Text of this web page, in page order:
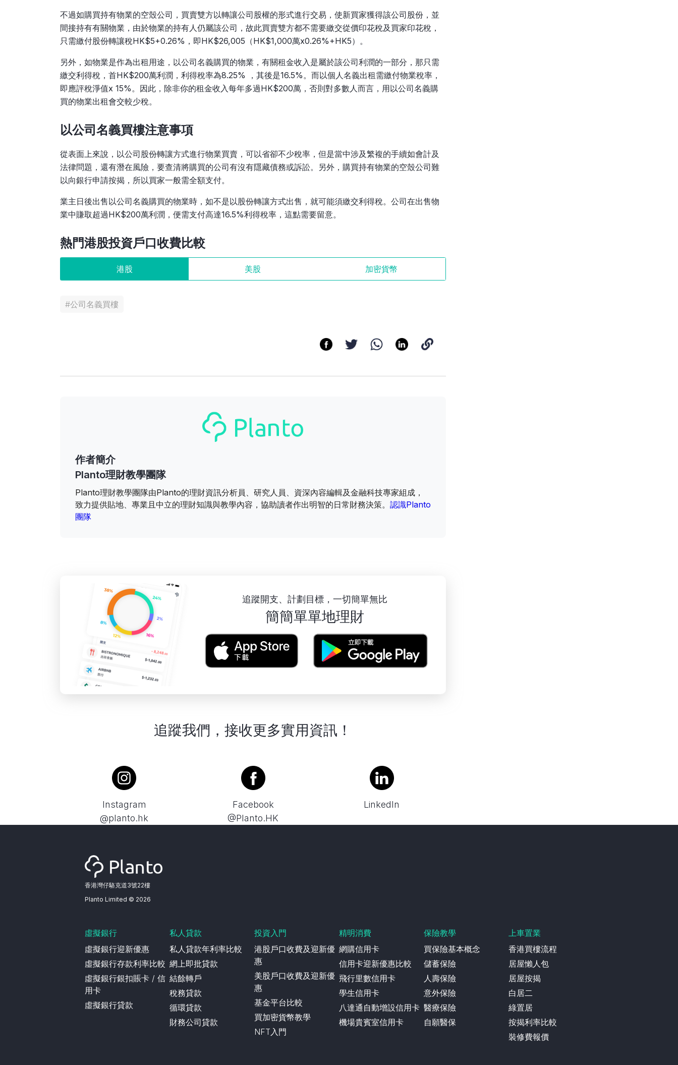
不過如購買持有物業的空殼公司，買賣雙方以轉讓公司股權的形式進行交易，使新買家獲得該公司股份，並
間接持有有關物業，由於物業的持有人仍屬該公司，故此買賣雙方都不需要繳交從價印花稅及買家印花稅，
只需繳付股份轉讓稅HK$5+0.26%，即HK$26,005（HK$1,000萬x0.26%+HK5）。
另外，如物業是作為出租用途，以公司名義購買的物業，有關租金收入是屬於該公司利潤的一部分，那只需
繳交利得稅，首HK$200萬利潤，利得稅率為8.25% ，其後是16.5%。而以個人名義出租需繳付物業稅率，
即應評稅淨值x 15%。因此，除非你的租金收入每年多過HK$200萬，否則對多數人而言，用以公司名義購
買的物業出租會交較少稅。
以公司名義買樓注意事項
從表面上來說，以公司股份轉讓方式進行物業買賣，可以省卻不少稅率，但是當中涉及繁複的手續如會計及
法律問題，還有潛在風險，要查清將購買的公司有沒有隱藏債務或訴訟。另外，購買持有物業的空殼公司難
以向銀行申請按揭，所以買家一般需全額支付。
業主日後出售以公司名義購買的物業時，如不是以股份轉讓方式出售，就可能須繳交利得稅。公司在出售物
業中賺取超過HK$200萬利潤，便需支付高達16.5%利得稅率，這點需要留意。
熱門港股投資戶口收費比較
港股 美股 加密貨幣
#公司名義買樓
作者簡介
Planto理財教學團隊
Planto理財教學團隊由Planto的理財資訊分析員、研究人員、資深內容編輯及金融科技專家組成，
致力提供貼地、專業且中立的理財知識與教學內容，協助讀者作出明智的日常財務決策。 認識Planto
團隊
追蹤開支、計劃目標，一切簡單無比
簡簡單單地理財
追蹤我們，接收更多實用資訊！
Instagram
@planto.hk
Facebook
@Planto.HK
LinkedIn
香港灣仔駱克道3號22樓
Planto Limited © 2026
虛擬銀行
虛擬銀行迎新優惠
虛擬銀行存款利率比較
虛擬銀行銀扣賬卡 / 信
用卡
虛擬銀行貸款
私人貸款
私人貸款年利率比較
網上即批貸款
結餘轉戶
稅務貸款
循環貸款
財務公司貸款
投資入門
港股戶口收費及迎新優
惠
美股戶口收費及迎新優
惠
基金平台比較
買加密貨幣教學
NFT入門
精明消費
網購信用卡
信用卡迎新優惠比較
飛行里數信用卡
學生信用卡
八達通自動增設信用卡
機場貴賓室信用卡
保險教學
買保險基本概念
儲蓄保險
人壽保險
意外保險
醫療保險
自願醫保
上車置業
香港買樓流程
居屋懶人包
居屋按揭
白居二
綠置居
按揭利率比較
裝修費報價